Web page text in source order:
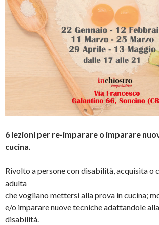
6 lezioni per re-imparare o imparare
cucina.
Rivolto a persone con disabilità, acquisita o
adulta
che vogliano mettersi alla prova in cucina;
e/o imparare nuove tecniche adattandole
disabilità.